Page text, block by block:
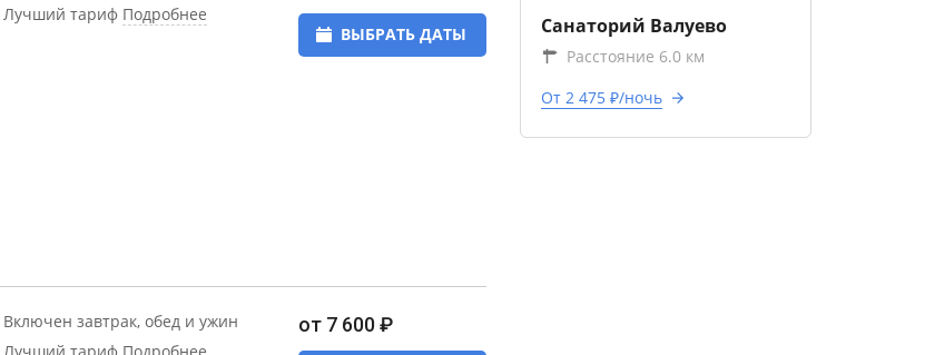
Лучший тариф Подробнее
ВЫБРАТЬ ДАТЫ
Включен завтрак, обед и ужин
от 7 600 ₽
Санаторий Валуево
Расстояние 6.0 км
От 2 475 ₽/ночь